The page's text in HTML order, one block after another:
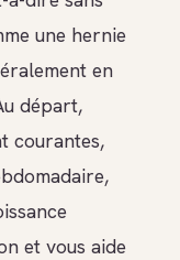
une hernie
en
départ,
courantes,
et vous aide